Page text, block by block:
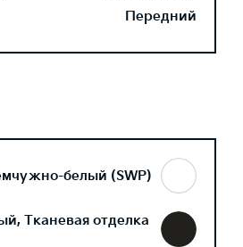
Передний
белый (SWP)
Тканевая отделка